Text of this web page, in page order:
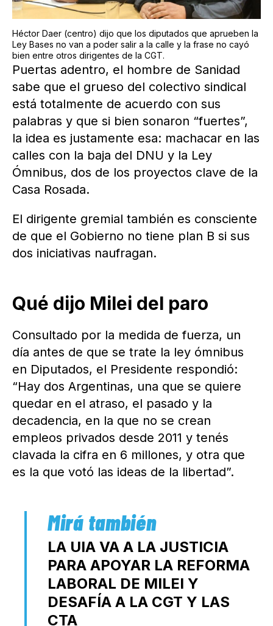
Héctor Daer (centro) dijo que los diputados que aprueben la
Ley Bases no van a poder salir a la calle y la frase no cayó
bien entre otros dirigentes de la CGT.
Puertas adentro, el hombre de Sanidad
sabe que el grueso del colectivo sindical
está totalmente de acuerdo con sus
palabras y que si bien sonaron “fuertes”,
la idea es justamente esa: machacar en las
calles con la baja del DNU y la Ley
Ómnibus, dos de los proyectos clave de la
Casa Rosada.
El dirigente gremial también es consciente
de que el Gobierno no tiene plan B si sus
dos iniciativas naufragan.
Qué dijo Milei del paro
Consultado por la medida de fuerza, un
día antes de que se trate la ley ómnibus
en Diputados, el Presidente respondió:
“Hay dos Argentinas, una que se quiere
quedar en el atraso, el pasado y la
decadencia, en la que no se crean
empleos privados desde 2011 y tenés
clavada la cifra en 6 millones, y otra que
es la que votó las ideas de la libertad”.
LA UIA VA A LA JUSTICIA
PARA APOYAR LA REFORMA
LABORAL DE MILEI Y
DESAFÍA A LA CGT Y LAS
CTA